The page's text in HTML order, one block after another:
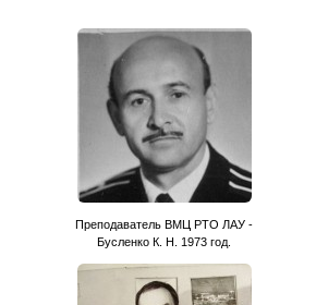
Преподаватель ВМЦ РТО ЛАУ -
Бусленко К. Н. 1973 год.